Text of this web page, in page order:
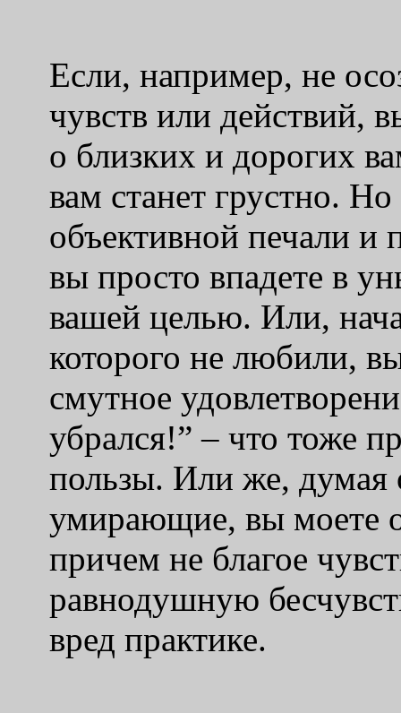
Если, например, не
чувств или действий,
о близких и дорогих
вам станет грустно.
объективной печали и
вы просто впадете в
вашей целью. Или,
которого не любили,
смутное
убрался!” – что тоже
пользы. Или же,
умирающие, вы моете
причем не благое
равнодушную
вред практике.